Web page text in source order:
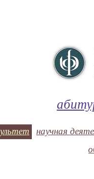
научная